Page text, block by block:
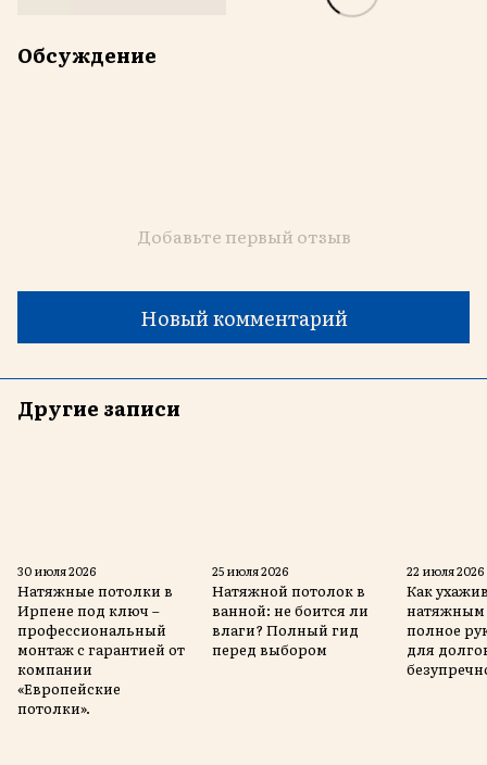
Обсуждение
Добавьте первый отзыв
Новый комментарий
Другие записи
30 июля 2026
Натяжные потолки в
Ирпене под ключ –
профессиональный
монтаж с гарантией от
компании
«Европейские
потолки».
25 июля 2026
Натяжной потолок в
ванной: не боится ли
влаги? Полный гид
перед выбором
22 июля 2026
Как
натяжным
полное
для